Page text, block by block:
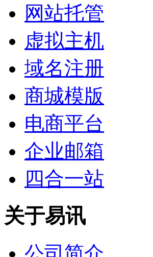
网站托管
虚拟主机
域名注册
商城模版
电商平台
企业邮箱
四合一站
关于易讯